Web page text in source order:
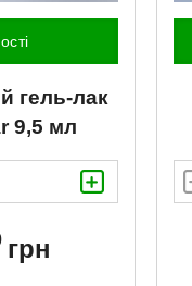
гель-лак
9,5 мл
грн